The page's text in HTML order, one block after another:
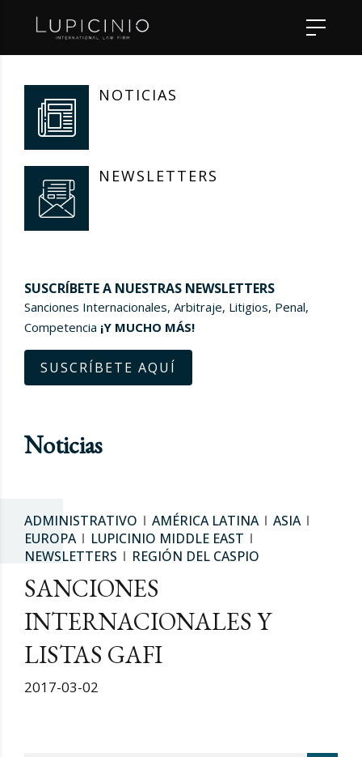
NOTICIAS
NEWSLETTERS
SUSCRÍBETE A NUESTRAS NEWSLETTERS
Sanciones Internacionales, Arbitraje, Litigios, Penal,
Competencia ¡Y MUCHO MÁS!
SUSCRÍBETE AQUÍ
Noticias
ADMINISTRATIVO AMÉRICA LATINA
ASIA
EUROPA
LUPICINIO MIDDLE EAST
NEWSLETTERS
REGIÓN DEL CASPIO
SANCIONES
INTERNACIONALES Y
LISTAS GAFI
2017-03-02